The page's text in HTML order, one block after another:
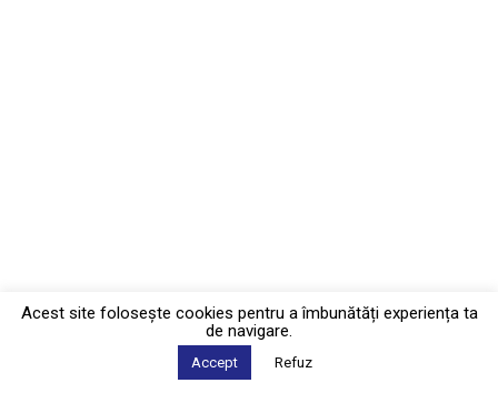
Acest site foloseşte cookies pentru a îmbunătăți experiența ta
de navigare.
Accept Refuz